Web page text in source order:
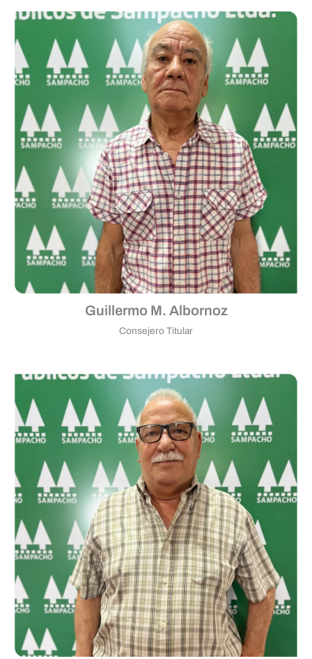
Guillermo M. Albornoz
Consejero Titular